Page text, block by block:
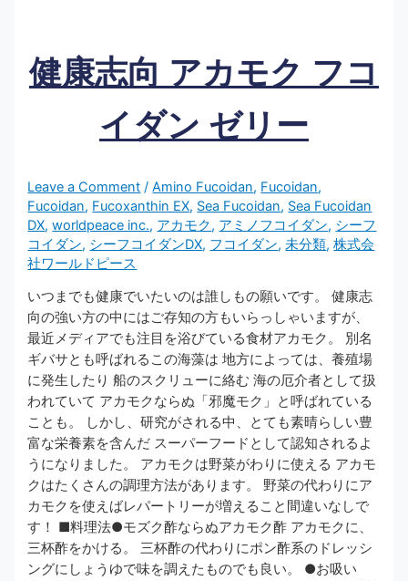
健康志向 アカモク フコ
イダン ゼリー
Leave a Comment /Amino Fucoidan, Fucoidan,
Fucoidan, Fucoxanthin EX, Sea Fucoidan, Sea Fucoidan
DX,worldpeace inc., アカモク, アミノフコイダン, シーフ
コイダン, シーフコイダンDX, フコイダン,未分類,株式会
社ワールドピース
いつまでも健康でいたいのは誰しもの願いです。 健康志
向の強い方の中にはご存知の方もいらっしゃいますが、
最近メディアでも注目を浴びている食材アカモク。 別名
ギバサとも呼ばれるこの海藻は 地方によっては、養殖場
に発生したり 船のスクリューに絡む 海の厄介者として扱
われていて アカモクならぬ「邪魔モク」と呼ばれている
ことも。 しかし、研究がされる中、とても素晴らしい豊
富な栄養素を含んだ スーパーフードとして認知されるよ
うになりました。 アカモクは野菜がわりに使える アカモ
クはたくさんの調理方法があります。 野菜の代わりにア
カモクを使えばレパートリーが増えること間違いなしで
す！ ■料理法●モズク酢ならぬアカモク酢 アカモクに、
三杯酢をかける。 三杯酢の代わりにポン酢系のドレッシ
ングにしょうゆで味を調えたものでも良い。 ●お吸い